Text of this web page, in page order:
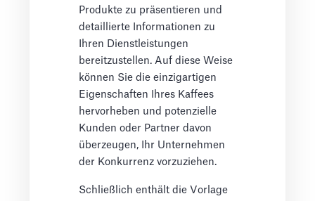
Produkte zu präsentieren und
detaillierte Informationen zu
Ihren Dienstleistungen
bereitzustellen. Auf diese Weise
können Sie die einzigartigen
Eigenschaften Ihres Kaffees
hervorheben und potenzielle
Kunden oder Partner davon
überzeugen, Ihr Unternehmen
der Konkurrenz vorzuziehen.
Schließlich enthält die Vorlage